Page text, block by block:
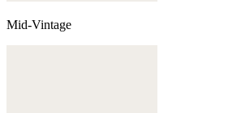
Mid-Vintage